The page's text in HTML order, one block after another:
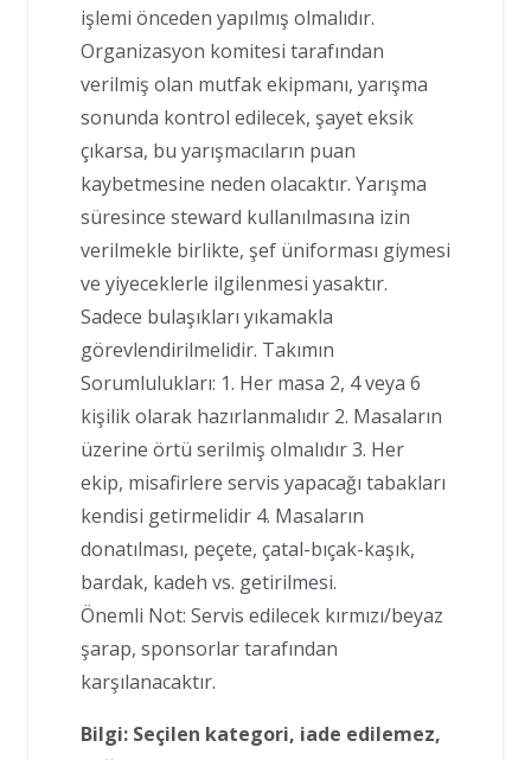
işlemi önceden yapılmış olmalıdır.
Organizasyon komitesi tarafından
verilmiş olan mutfak ekipmanı, yarışma
sonunda kontrol edilecek, şayet eksik
çıkarsa, bu yarışmacıların puan
kaybetmesine neden olacaktır. Yarışma
süresince steward kullanılmasına izin
verilmekle birlikte, şef üniforması giymesi
ve yiyeceklerle ilgilenmesi yasaktır.
Sadece bulaşıkları yıkamakla
görevlendirilmelidir. Takımın
Sorumlulukları: 1. Her masa 2, 4 veya 6
kişilik olarak hazırlanmalıdır 2. Masaların
üzerine örtü serilmiş olmalıdır 3. Her
ekip, misafirlere servis yapacağı tabakları
kendisi getirmelidir 4. Masaların
donatılması, peçete, çatal-bıçak-kaşık,
bardak, kadeh vs. getirilmesi.
Önemli Not: Servis edilecek kırmızı/beyaz
şarap, sponsorlar tarafından
karşılanacaktır.
Bilgi: Seçilen kategori, iade edilemez,